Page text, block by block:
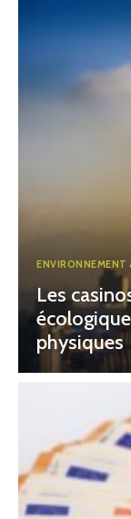
ENVIRONNEMENT
Les
physiques